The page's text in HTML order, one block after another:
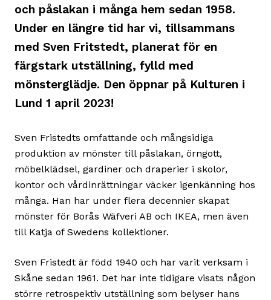
och påslakan i många hem sedan 1958.
Under en längre tid har vi, tillsammans
med Sven Fritstedt, planerat för en
färgstark utställning, fylld med
mönsterglädje. Den öppnar på Kulturen i
Lund 1 april 2023!
Sven Fristedts omfattande och mångsidiga
produktion av mönster till påslakan, örngott,
möbelklädsel, gardiner och draperier i skolor,
kontor och vårdinrättningar väcker igenkänning hos
många. Han har under flera decennier skapat
mönster för Borås Wäfveri AB och IKEA, men även
till Katja of Swedens kollektioner.
Sven Fristedt är född 1940 och har varit verksam i
Skåne sedan 1961. Det har inte tidigare visats någon
större retrospektiv utställning som belyser hans